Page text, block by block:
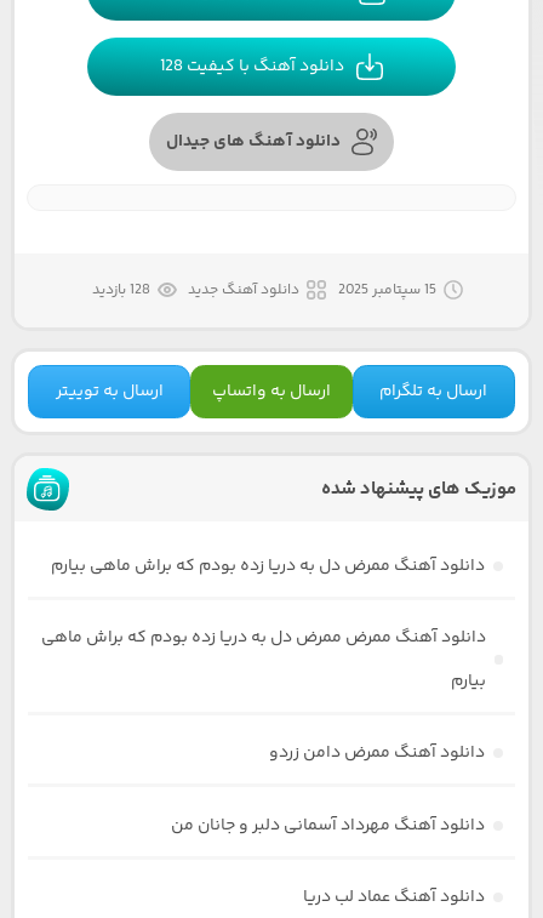
دانلود آهنگ با کیفیت 128
دانلود آهنگ های جیدال
15 سپتامبر 2025 دانلود آهنگ جدید 128 بازدید
ارسال به تلگرام ارسال به واتساپ ارسال به توییتر
موزیک های پیشنهاد شده
دانلود آهنگ ممرض دل به دریا زده بودم که براش ماهی بیارم
دانلود آهنگ ممرض ممرض دل به دریا زده بودم که براش ماهی
بیارم
دانلود آهنگ ممرض دامن زردو
دانلود آهنگ مهرداد آسمانی دلبر و جانان من
دانلود آهنگ عماد لب دریا